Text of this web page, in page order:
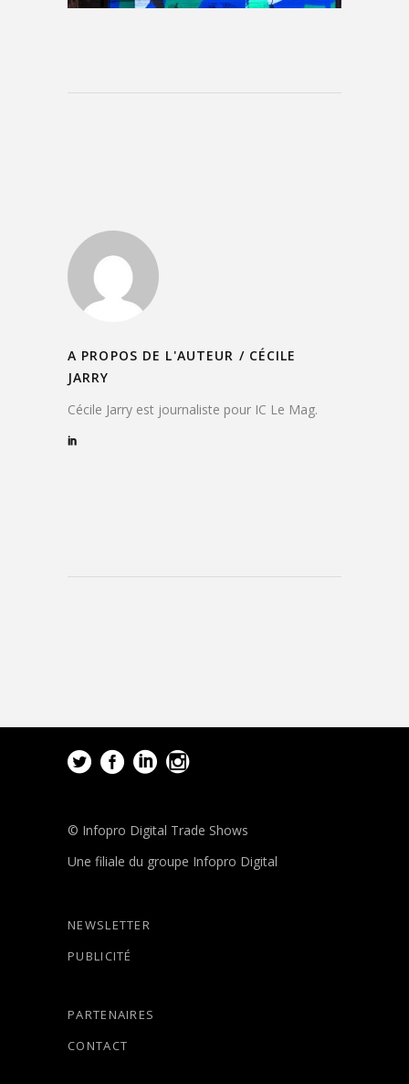
A PROPOS DE L'AUTEUR / CÉCILE
JARRY
Cécile Jarry est journaliste pour IC Le Mag.
© Infopro Digital Trade Shows
Une filiale du groupe Infopro Digital
NEWSLETTER
PUBLICITÉ
PARTENAIRES
CONTACT